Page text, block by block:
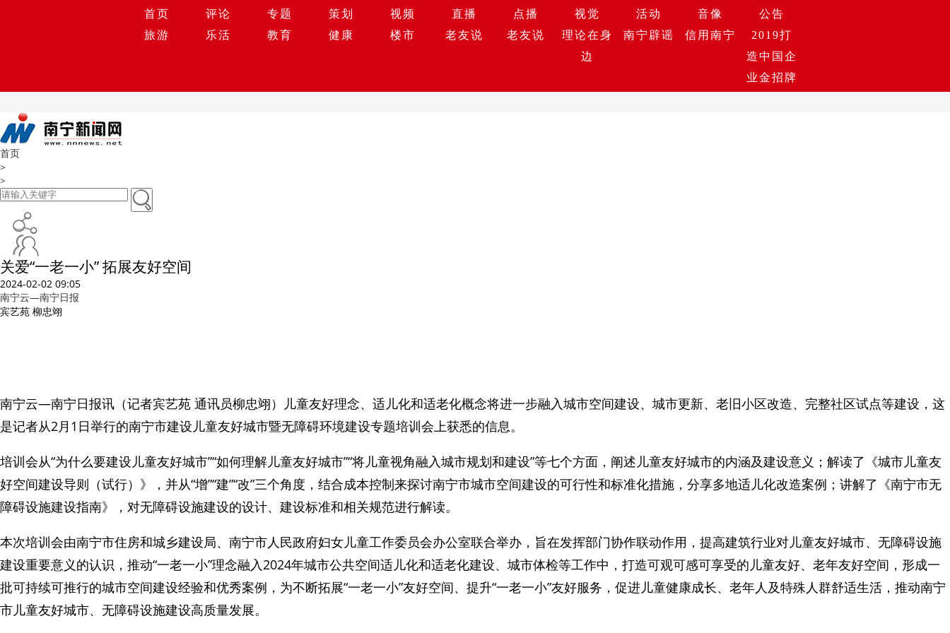
首页 评论 专题 策划 视频 直播 点播 视觉 活动 音像
公告
旅游
乐活 教育 健康 楼市 老友说 老友说
理论在身
边
南宁辟谣 信用南宁
2019打
造中国企
业金招牌
首页
>
>
关爱“一老一小” 拓展友好空间
2024-02-02 09:05
南宁云—南宁日报
宾艺苑 柳忠翊
南宁云—南宁日报讯（记者宾艺苑 通讯员柳忠翊）儿童友好理念、适儿化和适老化概念将进一步融入城市空间建设、城市更新、老旧小区改造、完整社区试点等建设，这
是记者从2月1日举行的南宁市建设儿童友好城市暨无障碍环境建设专题培训会上获悉的信息。
培训会从“为什么要建设儿童友好城市”“如何理解儿童友好城市”“将儿童视角融入城市规划和建设”等七个方面，阐述儿童友好城市的内涵及建设意义；解读了《城市儿童友
好空间建设导则（试行）》，并从“增”“建”“改”三个角度，结合成本控制来探讨南宁市城市空间建设的可行性和标准化措施，分享多地适儿化改造案例；讲解了《南宁市无
障碍设施建设指南》，对无障碍设施建设的设计、建设标准和相关规范进行解读。
本次培训会由南宁市住房和城乡建设局、南宁市人民政府妇女儿童工作委员会办公室联合举办，旨在发挥部门协作联动作用，提高建筑行业对儿童友好城市、无障碍设施
建设重要意义的认识，推动“一老一小”理念融入2024年城市公共空间适儿化和适老化建设、城市体检等工作中，打造可观可感可享受的儿童友好、老年友好空间，形成一
批可持续可推行的城市空间建设经验和优秀案例，为不断拓展“一老一小”友好空间、提升“一老一小”友好服务，促进儿童健康成长、老年人及特殊人群舒适生活，推动南宁
市儿童友好城市、无障碍设施建设高质量发展。